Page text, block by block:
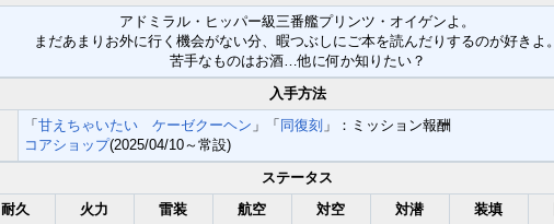
アドミラル・ヒッパー級三番艦プリンツ・オイゲンよ。
まだあまりお外に行く機会がない分、暇つぶしにご本を読んだりするのが好きよ。
苦手なものはお酒…他に何か知りたい？
入手方法
「 甘えちゃいたい ケーゼクーヘン 」「 同復刻 」：ミッション報酬
コアショップ(2025/04/10～常設)
ステータス
耐久 火力 雷装 航空 対空 対潜 装填